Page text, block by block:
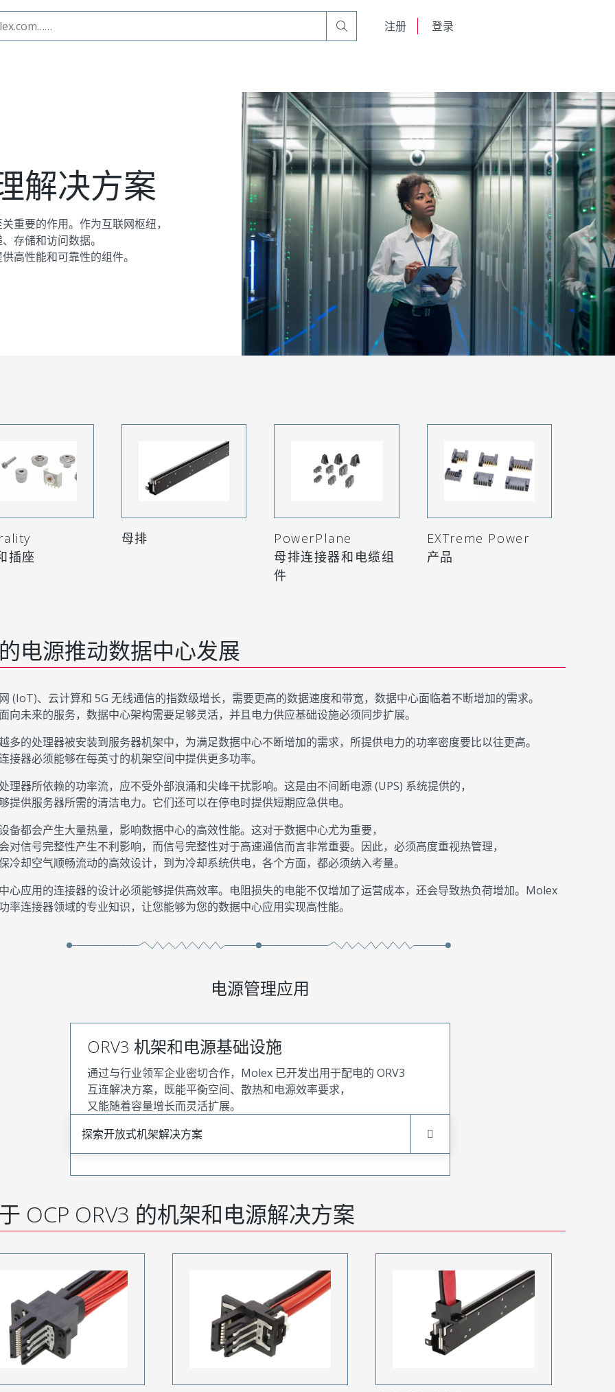
注册 登录
解决方案
重要的作用。作为互联网枢纽，
存储和访问数据。
高性能和可靠性的组件。
插座
母排
PowerPlane
母排连接器和电缆组
件
EXTreme Power
产品
电源推动数据中心发展
(IoT)、云计算和 5G 无线通信的指数级增长，需要更高的数据速度和带宽，数据中心面临着不断增加的需求。
向未来的服务，数据中心架构需要足够灵活，并且电力供应基础设施必须同步扩展。
多的处理器被安装到服务器机架中，为满足数据中心不断增加的需求，所提供电力的功率密度要比以往更高。
接器必须能够在每英寸的机架空间中提供更多功率。
理器所依赖的功率流，应不受外部浪涌和尖峰干扰影响。这是由不间断电源 (UPS) 系统提供的，
提供服务器所需的清洁电力。它们还可以在停电时提供短期应急供电。
备都会产生大量热量，影响数据中心的高效性能。这对于数据中心尤为重要，
对信号完整性产生不利影响，而信号完整性对于高速通信而言非常重要。因此，必须高度重视热管理，
冷却空气顺畅流动的高效设计，到为冷却系统供电，各个方面，都必须纳入考量。
心应用的连接器的设计必须能够提供高效率。电阻损失的电能不仅增加了运营成本，还会导致热负荷增加。Molex
率连接器领域的专业知识，让您能够为您的数据中心应用实现高性能。
电源管理应用
ORV3 机架和电源基础设施
通过与行业领军企业密切合作，Molex 已开发出用于配电的 ORV3
互连解决方案，既能平衡空间、散热和电源效率要求，
又能随着容量增长而灵活扩展。
探索开放式机架解决方案
OCP ORV3 的机架和电源解决方案